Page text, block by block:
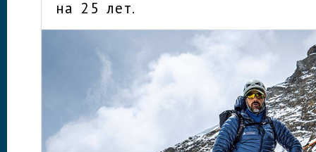
на 25 лет.